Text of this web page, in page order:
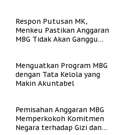
Respon Putusan MK,
Menkeu Pastikan Anggaran
MBG Tidak Akan Ganggu
Menguatkan Program MBG
dengan Tata Kelola yang
Makin Akuntabel
Pemisahan Anggaran MBG
Memperkokoh Komitmen
Negara terhadap Gizi dan